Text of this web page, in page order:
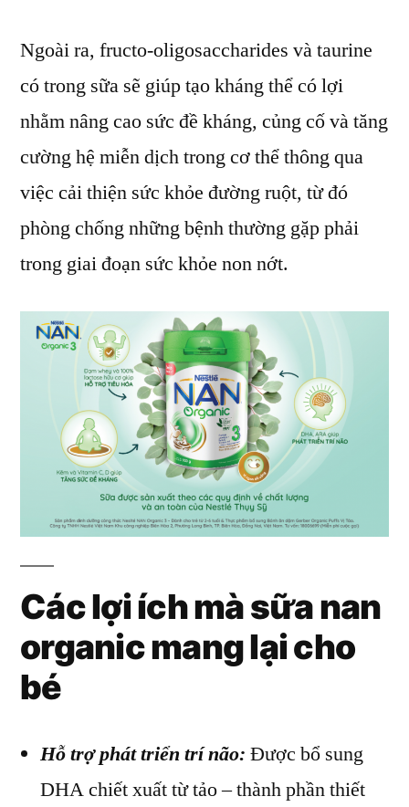
Ngoài ra, fructo-oligosaccharides và taurine
có trong sữa sẽ giúp tạo kháng thể có lợi
nhằm nâng cao sức đề kháng, củng cố và tăng
cường hệ miễn dịch trong cơ thể thông qua
việc cải thiện sức khỏe đường ruột, từ đó
phòng chống những bệnh thường gặp phải
trong giai đoạn sức khỏe non nớt.
Các lợi ích mà sữa nan
organic mang lại cho
bé
Hỗ trợ phát triển trí não: Được bổ sung
DHA chiết xuất từ tảo – thành phần thiết